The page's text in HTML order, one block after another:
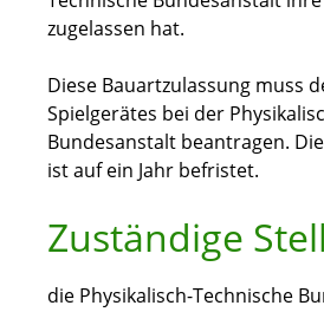
zugelassen hat.
Diese Bauartzulassung muss
Spielgerätes bei der
Bundesanstalt beantragen.
ist auf ein Jahr befristet.
Zuständige
die Physikalisch-Technische